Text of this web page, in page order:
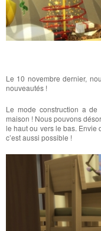
Le 10 novembre dernier,
nouveautés !
Le mode construction a
maison ! Nous pouvons
le haut ou vers le bas. Envie
c’est aussi possible !